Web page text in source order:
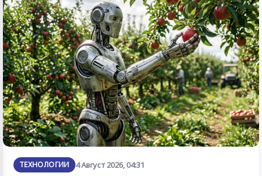
ТЕХНОЛОГИИ 4 Август 2026, 04:31